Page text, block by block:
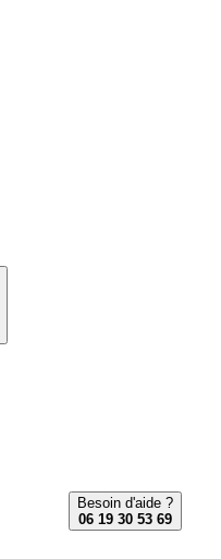
Besoin d'aide ?
06 19 30 53 69